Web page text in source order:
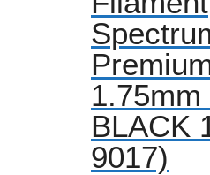
1.75mm
BLACK
9017)